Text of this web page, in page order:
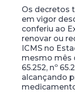
Os decretos
em vigor
conferiu ao
renovar ou
ICMS no
mesmo mês
65.252, nº
alcançando